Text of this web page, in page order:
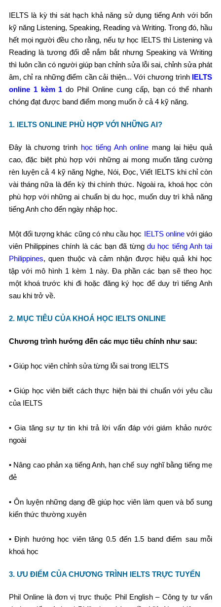
IELTS là kỳ thi sát hạch khả năng sử dụng tiếng Anh với bốn
kỹ năng Listening, Speaking, Reading và Writing. Trong đó, hầu
hết mọi người đều cho rằng, nếu tự học IELTS thì Listening và
Reading là tương đối dễ nắm bắt nhưng Speaking và Writing
thì luôn cần có người giúp bạn chỉnh sửa lỗi sai, chỉnh sửa phát
âm, chỉ ra những điểm cần cải thiện... Với chương trình IELTS
online 1 kèm 1 do Phil Online cung cấp, bạn có thể nhanh
chóng đạt được band điểm mong muốn ở cả 4 kỹ năng.
1. IELTS ONLINE PHÙ HỢP VỚI NHỮNG AI?
Đây là chương trình học tiếng Anh online mang lại hiệu quả
cao, đặc biệt phù hợp với những ai mong muốn tăng cường
rèn luyện cả 4 kỹ năng Nghe, Nói, Đọc, Viết IELTS khi chỉ còn
vài tháng nữa là đến kỳ thi chính thức. Ngoài ra, khoá học còn
phù hợp với những ai chuẩn bị du học, muốn duy trì khả năng
tiếng Anh cho đến ngày nhập học.
Một đối tượng khác cũng có nhu cầu học IELTS online với giáo
viên Philippines chính là các bạn đã từngdu học tiếng Anh tại
Philippines, quen thuộc và cảm nhận được hiệu quả khi học
tập với mô hình 1 kèm 1 này. Đa phần các bạn sẽ theo học
một khoá trước khi đi hoặc đăng ký học để duy trì tiếng Anh
sau khi trở về.
2. MỤC TIÊU CỦA KHOÁ HỌC IELTS ONLINE
Chương trình hướng đến các mục tiêu chính như sau:
• Giúp học viên chỉnh sửa từng lỗi sai trong IELTS
• Giúp học viên biết cách thực hiện bài thi chuẩn với yêu cầu
của IELTS
• Gia tăng sự tự tin khi trả lời vấn đáp với giám khảo nước
ngoài
• Nâng cao phản xạ tiếng Anh, hạn chế suy nghĩ bằng tiếng mẹ
đẻ
• Ôn luyện những dạng đề giúp học viên làm quen và bổ sung
kiến thức thường xuyên
• Định hướng học viên tăng 0.5 đến 1.5 band điểm sau mỗi
khoá học
3. ƯU ĐIỂM CỦA CHƯƠNG TRÌNH IELTS TRỰC TUYẾN
Phil Online là đơn vị trực thuộc Phil English – Công ty tư vấn